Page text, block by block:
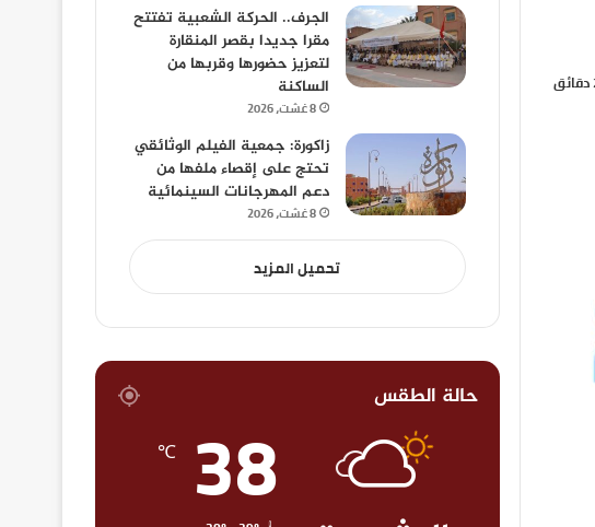
الجرف.. الحركة الشعبية تفتتح
مقرا جديدا بقصر المنقارة
لتعزيز حضورها وقربها من
الساكنة
8 غشت، 2026
زاكورة: جمعية الفيلم الوثائقي
تحتج على إقصاء ملفها من
دعم المهرجانات السينمائية
8 غشت، 2026
تحميل المزيد
حالة الطقس 38
℃